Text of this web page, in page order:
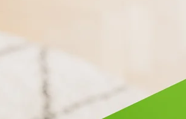
på Google Reviews.
– med hennes namn, ditt foto eller ett